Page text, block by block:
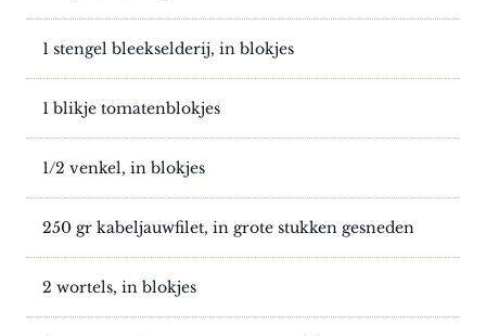
1 stengel bleekselderij, in blokjes
1 blikje tomatenblokjes
1/2 venkel, in blokjes
250 gr kabeljauwfilet, in grote stukken gesneden
2 wortels, in blokjes